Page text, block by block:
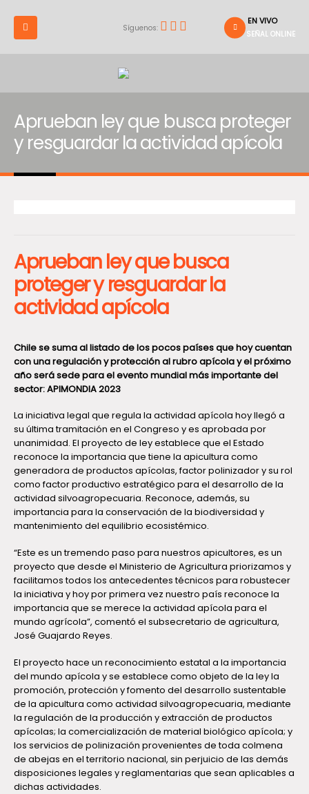
Síguenos:
EN VIVO
SEÑAL ONLINE
Aprueban ley que busca proteger
y resguardar la actividad apícola
Aprueban ley que busca
proteger y resguardar la
actividad apícola
Chile se suma al listado de los pocos países que hoy cuentan
con una regulación y protección al rubro apícola y el próximo
año será sede para el evento mundial más importante del
sector: APIMONDIA 2023
La iniciativa legal que regula la actividad apícola hoy llegó a
su última tramitación en el Congreso y es aprobada por
unanimidad. El proyecto de ley establece que el Estado
reconoce la importancia que tiene la apicultura como
generadora de productos apícolas, factor polinizador y su rol
como factor productivo estratégico para el desarrollo de la
actividad silvoagropecuaria. Reconoce, además, su
importancia para la conservación de la biodiversidad y
mantenimiento del equilibrio ecosistémico.
“Este es un tremendo paso para nuestros apicultores, es un
proyecto que desde el Ministerio de Agricultura priorizamos y
facilitamos todos los antecedentes técnicos para robustecer
la iniciativa y hoy por primera vez nuestro país reconoce la
importancia que se merece la actividad apícola para el
mundo agrícola”, comentó el subsecretario de agricultura,
José Guajardo Reyes.
El proyecto hace un reconocimiento estatal a la importancia
del mundo apícola y se establece como objeto de la ley la
promoción, protección y fomento del desarrollo sustentable
de la apicultura como actividad silvoagropecuaria, mediante
la regulación de la producción y extracción de productos
apícolas; la comercialización de material biológico apícola; y
los servicios de polinización provenientes de toda colmena
de abejas en el territorio nacional, sin perjuicio de las demás
disposiciones legales y reglamentarias que sean aplicables a
dichas actividades.